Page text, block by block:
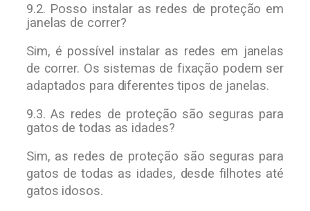
9.2. Posso instalar as redes de proteção em
janelas de correr?
Sim, é possível instalar as redes em janelas
de correr. Os sistemas de fixação podem ser
adaptados para diferentes tipos de janelas.
9.3. As redes de proteção são seguras para
gatos de todas as idades?
Sim, as redes de proteção são seguras para
gatos de todas as idades, desde filhotes até
gatos idosos.